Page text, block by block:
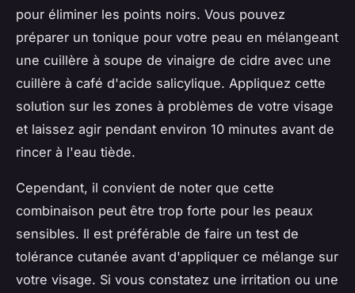
pour éliminer les points noirs. Vous pouvez
préparer un tonique pour votre peau en mélangeant
une cuillère à soupe de vinaigre de cidre avec une
cuillère à café d'acide salicylique. Appliquez cette
solution sur les zones à problèmes de votre visage
et laissez agir pendant environ 10 minutes avant de
rincer à l'eau tiède.
Cependant, il convient de noter que cette
combinaison peut être trop forte pour les peaux
sensibles. Il est préférable de faire un test de
tolérance cutanée avant d'appliquer ce mélange sur
votre visage. Si vous constatez une irritation ou une